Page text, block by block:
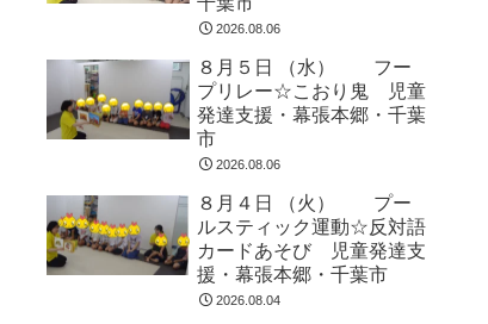
2026.08.06
８月５日 （水） フー
プリレー☆こおり鬼 児童
発達支援・幕張本郷・千葉
市
2026.08.06
８月４日 （火） プー
ルスティック運動☆反対語
カードあそび 児童発達支
援・幕張本郷・千葉市
2026.08.04